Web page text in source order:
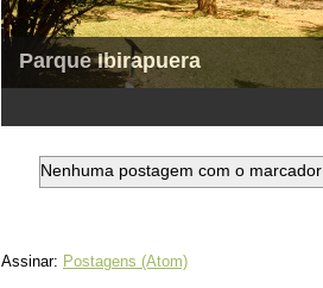
Parque Ibirapuera
Nenhuma postagem com o marcador
Assinar: Postagens (Atom)